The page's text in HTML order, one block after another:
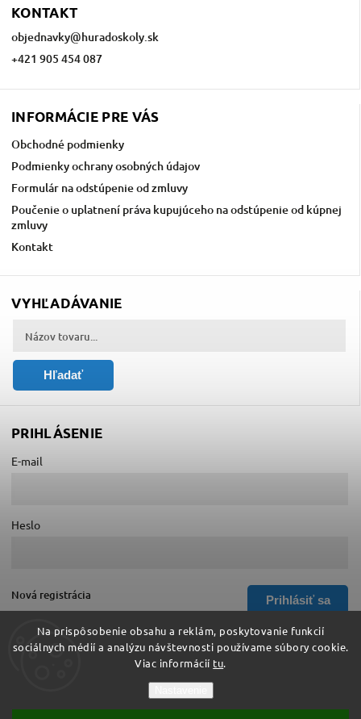
Na prispôsobenie obsahu a reklám, poskytovanie funkcií
sociálnych médií a analýzu návštevnosti používame súbory cookie.
Viac informácií tu.
KONTAKT
objednavky@huradoskoly.sk
+421 905 454 087
INFORMÁCIE PRE VÁS
Obchodné podmienky
Podmienky ochrany osobných údajov
Formulár na odstúpenie od zmluvy
Poučenie o uplatnení práva kupujúceho na odstúpenie od kúpnej
zmluvy
Kontakt
VYHĽADÁVANIE
Hľadať
PRIHLÁSENIE
E-mail
Heslo
Prihlásiť sa
Nová registrácia
Zabudnuté heslo
Hurá do školy. Všetky práva vyhradené.
Upraviť nastavenie cookies